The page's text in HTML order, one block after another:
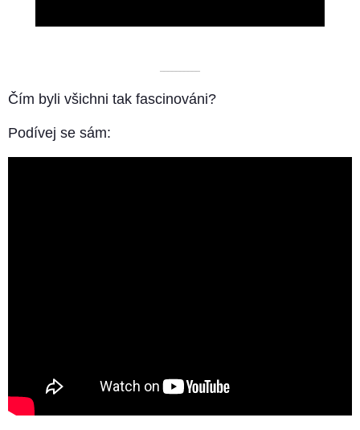
––––––––––
Čím byli všichni tak fascinováni?
Podívej se sám: